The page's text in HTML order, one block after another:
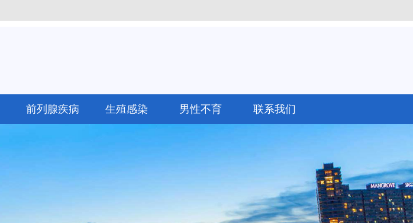
前列腺疾病 生殖感染 男性不育 联系我们